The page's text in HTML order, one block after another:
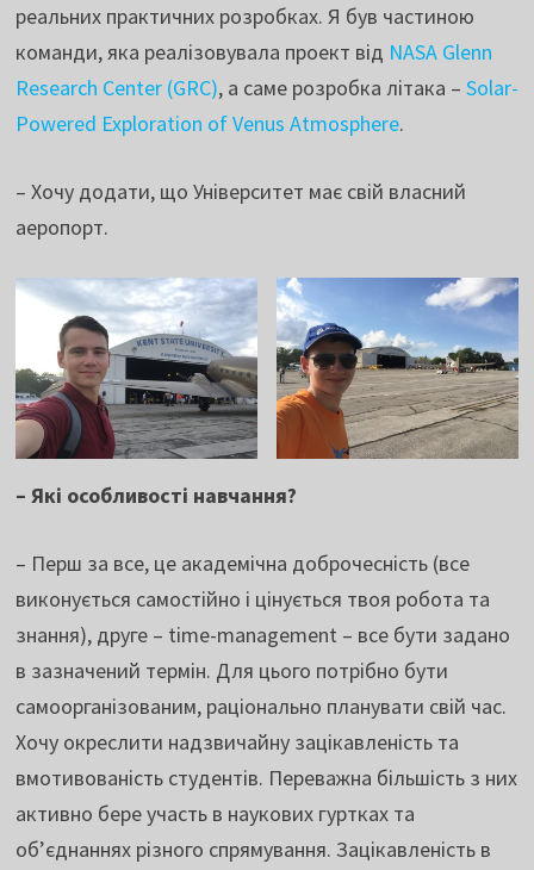
реальних практичних розробках. Я був частиною
команди, яка реалізовувала проект від NASA Glenn
Research Center (GRC), а саме розробка літака – Solar-
Powered Exploration of Venus Atmosphere.
– Хочу додати, що Університет має свій власний
аеропорт.
– Які особливості навчання?
– Перш за все, це академічна доброчесність (все
виконується самостійно і цінується твоя робота та
знання), друге – time-management – все бути задано
в зазначений термін. Для цього потрібно бути
самоорганізованим, раціонально планувати свій час.
Хочу окреслити надзвичайну зацікавленість та
вмотивованість студентів. Переважна більшість з них
активно бере участь в наукових гуртках та
об’єднаннях різного спрямування. Зацікавленість в